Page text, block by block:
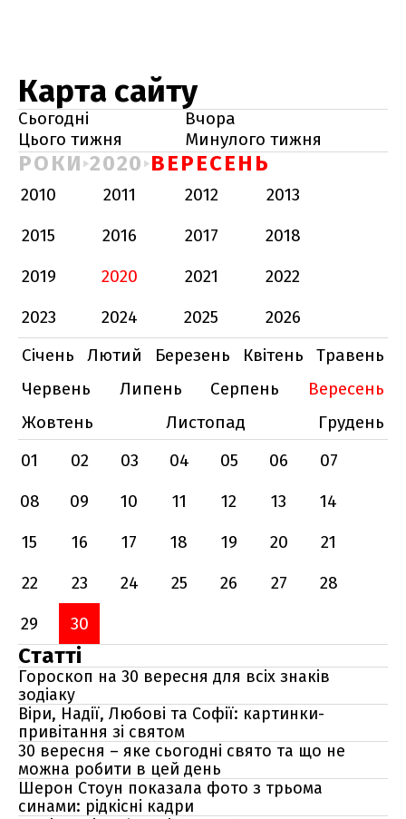
Карта сайту
Сьогодні
Вчора
Цього тижня
Минулого тижня
РОКИ 2020 ВЕРЕСЕНЬ
2010 2011 2012
2013
2015
2016 2017
2018
2019
2020 2021
2022
2023
2024 2025
2026
Січень
Лютий Березень Квітень
Травень
Червень
Липень Серпень
Вересень
Жовтень
Листопад
Грудень
01
02 03 04 05 06
07
08
09 10 11 12 13
14
15
16 17 18 19 20
21
22
23 24 25 26 27
28
29
30
Статті
Гороскоп на 30 вересня для всіх знаків
зодіаку
Віри, Надії, Любові та Софії: картинки-
привітання зі святом
30 вересня – яке сьогодні свято та що не
можна робити в цей день
Шерон Стоун показала фото з трьома
синами: рідкісні кадри